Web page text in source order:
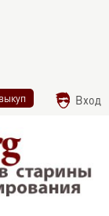
Вход